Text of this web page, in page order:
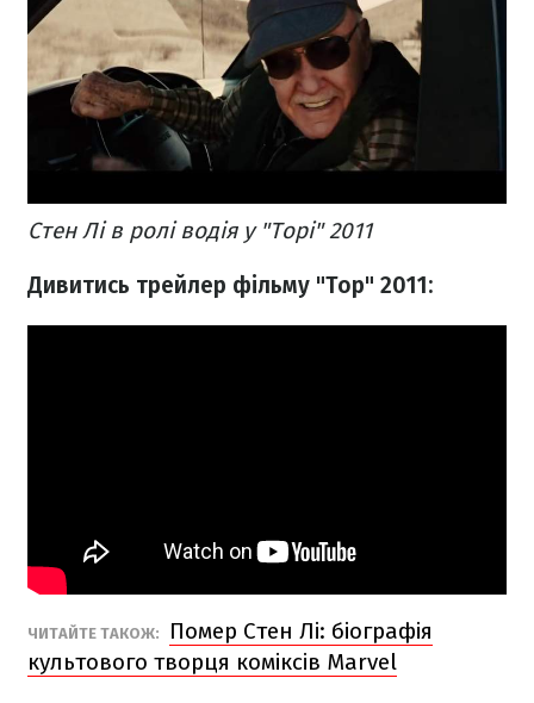
Стен Лі в ролі водія у "Торі" 2011
Дивитись трейлер фільму "Тор" 2011:
ЧИТАЙТЕ ТАКОЖ:
Помер Стен Лі: біографія
культового творця коміксів Marvel